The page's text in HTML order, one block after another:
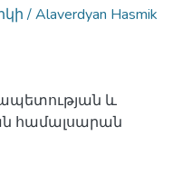
/ Alaverdyan Hasmik
և
համալսարան